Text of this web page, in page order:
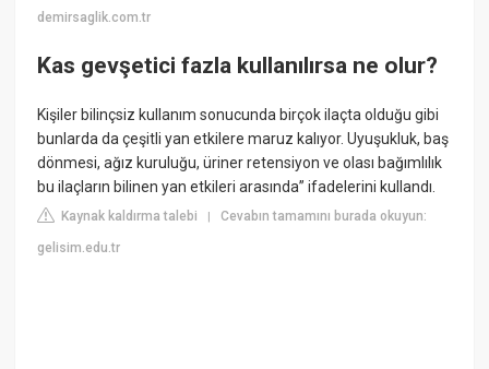
demirsaglik.com.tr
Kas gevşetici fazla kullanılırsa ne olur?
Kişiler bilinçsiz kullanım sonucunda birçok ilaçta olduğu gibi
bunlarda da çeşitli yan etkilere maruz kalıyor. Uyuşukluk, baş
dönmesi, ağız kuruluğu, üriner retensiyon ve olası bağımlılık
bu ilaçların bilinen yan etkileri arasında” ifadelerini kullandı.
Kaynak kaldırma talebi |Cevabın tamamını burada okuyun:
gelisim.edu.tr